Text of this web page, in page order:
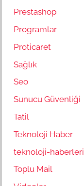
Prestashop
Programlar
Proticaret
Sağlık
Seo
Sunucu Güvenliği
Tatil
Teknoloji Haber
teknoloji-haberleri
Toplu Mail